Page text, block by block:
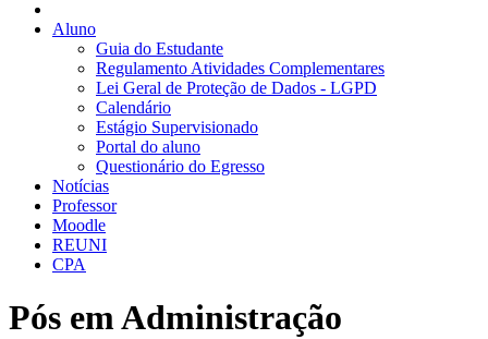
Aluno
Guia do Estudante
Regulamento Atividades Complementares
Lei Geral de Proteção de Dados - LGPD
Calendário
Estágio Supervisionado
Portal do aluno
Questionário do Egresso
Notícias
Professor
Moodle
REUNI
CPA
Pós em Administração